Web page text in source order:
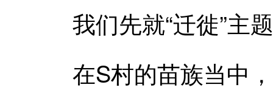
我们先就“迁徙”主题
在S村的苗族当中，